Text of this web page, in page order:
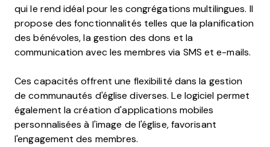
qui le rend idéal pour les congrégations multilingues. Il
propose des fonctionnalités telles que la planification
des bénévoles, la gestion des dons et la
communication avec les membres via SMS et e-mails.
Ces capacités offrent une flexibilité dans la gestion
de communautés d'église diverses. Le logiciel permet
également la création d'applications mobiles
personnalisées à l'image de l'église, favorisant
l'engagement des membres.